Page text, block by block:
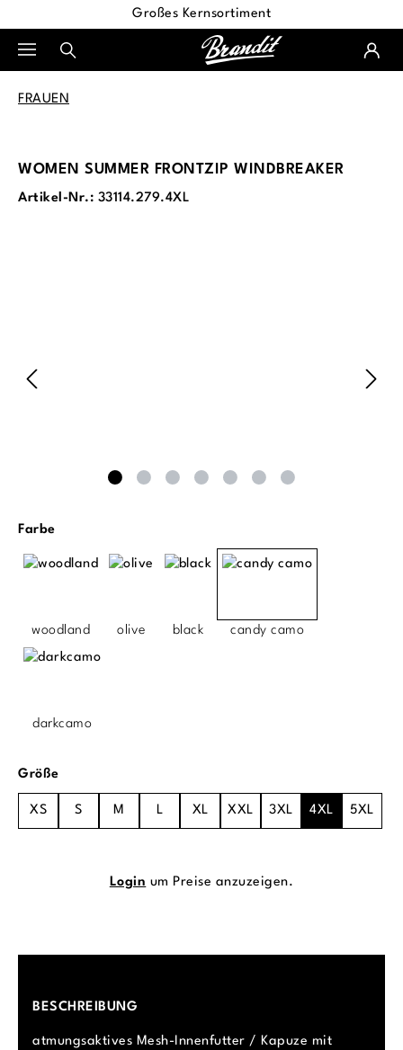
Großes Kernsortiment
FRAUEN
WOMEN SUMMER FRONTZIP WINDBREAKER
Artikel-Nr.: 33114.279.4XL
Farbeauswählen
woodland olive black candy camo
darkcamo
Größeauswählen
XS S M L XL XXL 3XL 4XL 5XL
Login um Preise anzuzeigen.
BESCHREIBUNG
atmungsaktives Mesh-Innenfutter / Kapuze mit